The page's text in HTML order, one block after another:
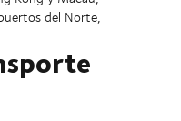
del Norte,